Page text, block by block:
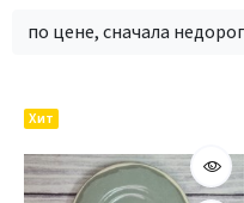
по цене, сначала
Хит